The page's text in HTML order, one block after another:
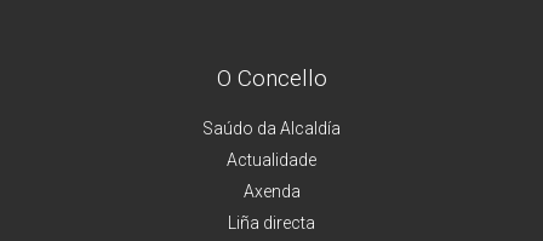
O Concello
Saúdo da Alcaldía
Actualidade
Axenda
Liña directa